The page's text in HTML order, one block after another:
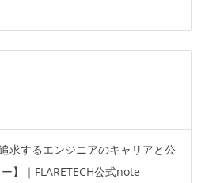
求するエンジニアのキャリアと公
】｜FLARETECH公式note